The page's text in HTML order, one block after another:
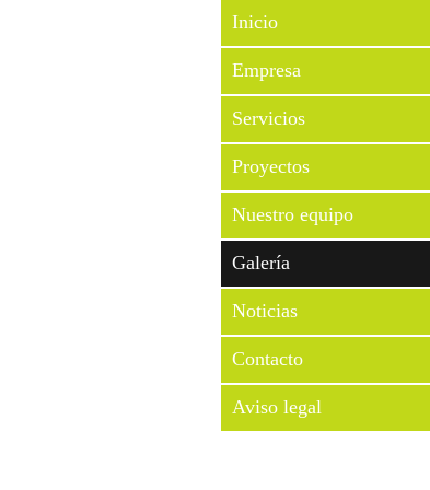
Inicio
Empresa
Servicios
Proyectos
Nuestro equipo
Galería
Noticias
Contacto
Aviso legal